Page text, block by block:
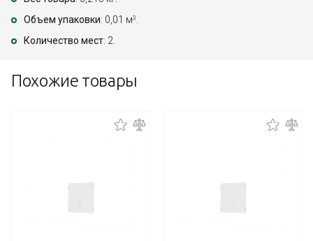
Объем упаковки: 0,01 м3 .
Количество мест: 2.
Похожие товары